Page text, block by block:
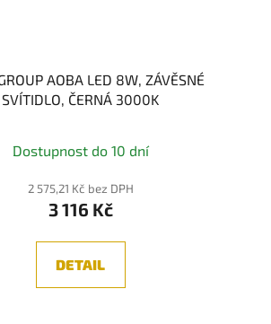
AOBA LED 8W, ZÁVĚSNÉ
SVÍTIDLO, ČERNÁ 3000K
Dostupnost do 10 dní
2 575,21 Kč bez DPH
3 116 Kč
DETAIL